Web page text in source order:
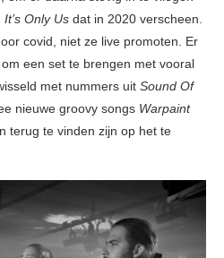
It’s Only Us dat in 2020 verscheen.
covid, niet ze live promoten. Er
een set te brengen met vooral
met nummers uit Sound Of
nieuwe groovy songs Warpaint
terug te vinden zijn op het te